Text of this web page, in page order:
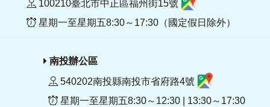
100210臺北市中正區福州街15號
星期一至星期五8:30～17:30（國定假日除外）
南投辦公區
540202南投縣南投市省府路4號
星期一至星期五8:30～12:30 | 13:30～17:30